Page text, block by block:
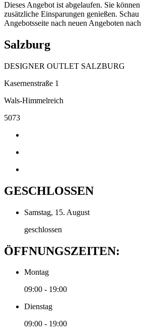
Dieses Angebot ist abgelaufen. Sie
zusätzliche Einsparungen genießen. Schau
Angebotsseite nach neuen Angeboten
Salzburg
DESIGNER OUTLET SALZBURG
Kasernenstraße 1
Wals-Himmelreich
5073
GESCHLOSSEN
Samstag, 15. August
geschlossen
ÖFFNUNGSZEITEN:
Montag
09:00 - 19:00
Dienstag
09:00 - 19:00